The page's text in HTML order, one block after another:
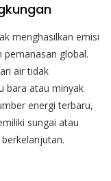
menghasilkan emisi
pemanasan global.
air tidak
bara atau minyak
energi terbaru,
sungai atau